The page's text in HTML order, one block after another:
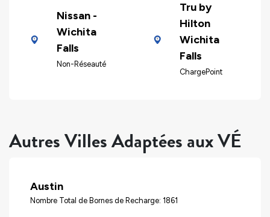
Nissan -
Wichita
Falls
Non-Réseauté
Tru by
Hilton
Wichita
Falls
ChargePoint
Autres Villes Adaptées aux VÉ
Austin
Nombre Total de Bornes de Recharge: 1861